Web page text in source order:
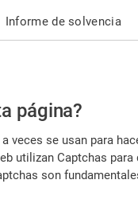
Informe de solvencia
página?
veces se usan para
utilizan Captchas
son